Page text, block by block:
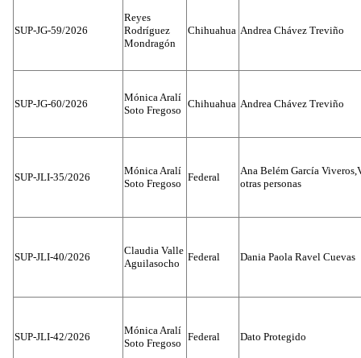
SUP-JG-59/2026
Reyes
Rodríguez
Mondragón
Chihuahua Andrea Chávez Treviño
SUP-JG-60/2026
Mónica Aralí
Soto Fregoso
Chihuahua Andrea Chávez Treviño
SUP-JLI-35/2026
Mónica Aralí
Soto Fregoso
Federal
Ana Belém García
otras personas
SUP-JLI-40/2026
Claudia Valle
Aguilasocho
Federal Dania Paola Ravel Cuevas
SUP-JLI-42/2026
Mónica Aralí
Soto Fregoso
Federal Dato Protegido